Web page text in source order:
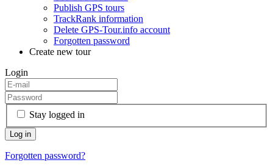
Publish GPS tours
TrackRank information
Delete GPS-Tour.info account
Forgotten password
Create new tour
Login
Stay logged in
Forgotten password?